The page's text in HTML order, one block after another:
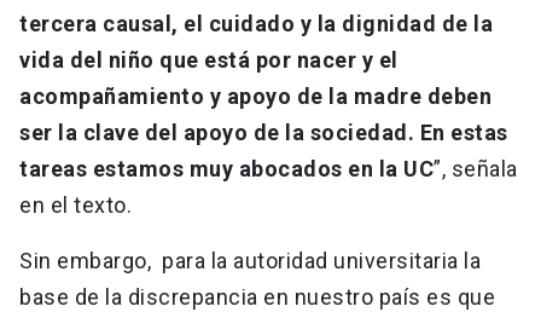
tercera causal, el cuidado y la dignidad de la
vida del niño que está por nacer y el
acompañamiento y apoyo de la madre deben
ser la clave del apoyo de la sociedad. En estas
tareas estamos muy abocados en la UC”, señala
en el texto.
Sin embargo, para la autoridad universitaria la
base de la discrepancia en nuestro país es que